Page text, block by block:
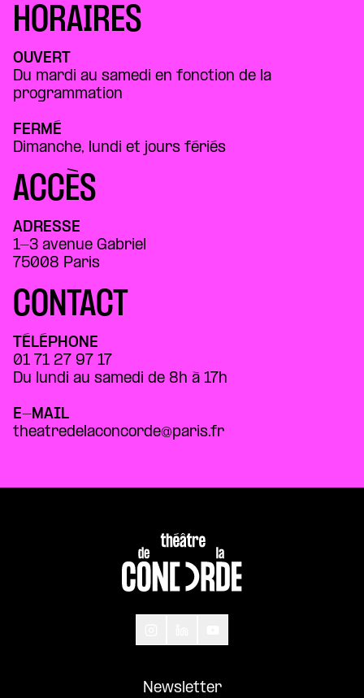
HORAIRES
OUVERT
Du mardi au samedi en fonction de la
programmation
FERMÉ
Dimanche, lundi et jours fériés
ACCÈS
ADRESSE
1-3 avenue Gabriel
75008 Paris
CONTACT
TÉLÉPHONE
01 71 27 97 17
Du lundi au samedi de 8h à 17h
E-MAIL
theatredelaconcorde@paris.fr
Newsletter